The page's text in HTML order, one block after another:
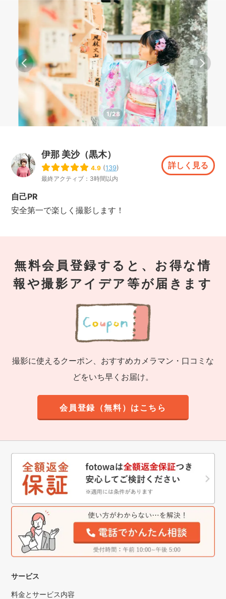
1/28
伊那 美沙（黒木）
4.9 (139)
最終アクティブ：3時間以内
詳しく見る
自己PR
安全第一で楽しく撮影します！
無料会員登録すると、お得な情
報や撮影アイデア等が届きます
撮影に使えるクーポン、おすすめカメラマン・口コミな
どをいち早くお届け。
会員登録（無料）はこちら
サービス
料金とサービス内容